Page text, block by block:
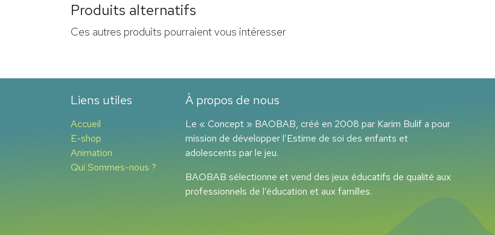
Produits alternatifs
Ces autres produits pourraient vous intéresser
Liens utiles
Accueil
E-shop
Animation
Qui Sommes-nous ?
À propos de nous
Le « Concept » BAOBAB, créé en 2008 par Karim Bulif a pour
mission de développer l’Estime de soi des enfants et
adolescents par le jeu.
BAOBAB sélectionne et vend des jeux éducatifs de qualité aux
professionnels de l’éducation et aux familles.